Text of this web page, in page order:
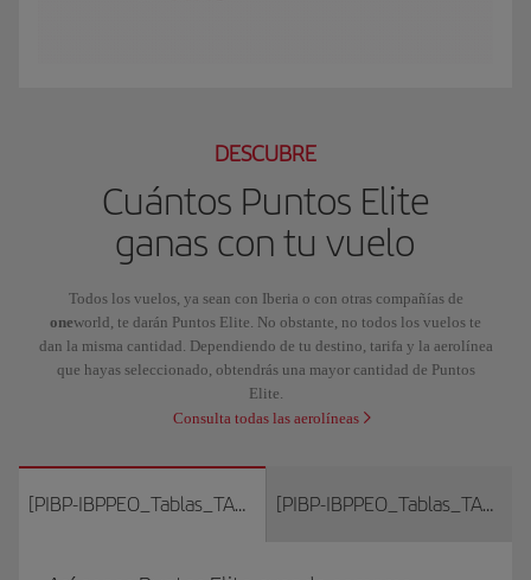
DESCUBRE
Cuántos Puntos Elite
ganas con tu vuelo
Todos los vuelos, ya sean con Iberia o con otras compañías de
oneworld, te darán Puntos Elite. No obstante, no todos los vuelos te
dan la misma cantidad. Dependiendo de tu destino, tarifa y la aerolínea
que hayas seleccionado, obtendrás una mayor cantidad de Puntos
Elite.
Consulta todas las aerolíneas
[PIBP-IBPPEO_Tablas_TAB_Iberia_literal] [PIBP-IBPPEO_Tablas_TAB_otras_literal]